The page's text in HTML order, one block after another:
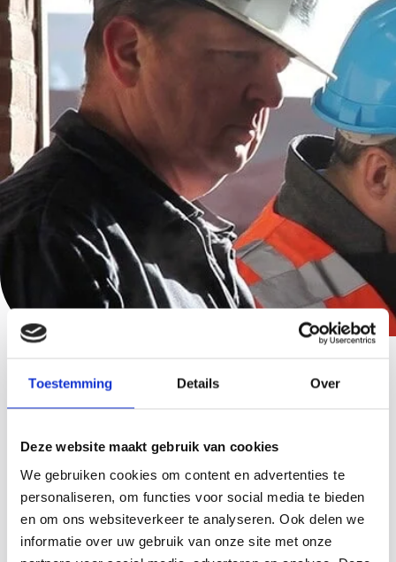
Toestemming Details Over
Deze website maakt gebruik van cookies
We gebruiken cookies om content en advertenties te
personaliseren, om functies voor social media te bieden
en om ons websiteverkeer te analyseren. Ook delen we
informatie over uw gebruik van onze site met onze
Kennis waar je wat aan hebt
Bekijk hieronder een greep uit onze kennisbank